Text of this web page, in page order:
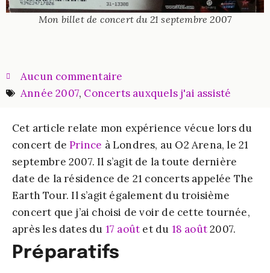
Mon billet de concert du 21 septembre 2007
Aucun commentaire
Année 2007, Concerts auxquels j'ai assisté
Cet article relate mon expérience vécue lors du
concert dePrince à Londres, au O2 Arena, le 21
septembre 2007. Il s’agit de la toute dernière
date de la résidence de 21 concerts appelée The
Earth Tour. Il s’agit également du troisième
concert que j’ai choisi de voir de cette tournée,
après les dates du 17 août et du 18 août2007.
Préparatifs